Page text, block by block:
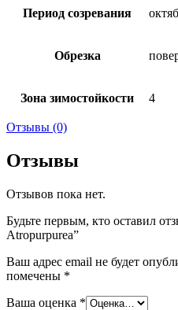
Период созревания
Обрезка
Зона зимостойкости 4
Отзывы (0)
Отзывы
Отзывов пока нет.
Будьте первым, кто оставил
Atropurpurea”
Ваш адрес email не будет
помечены *
Ваша оценка *